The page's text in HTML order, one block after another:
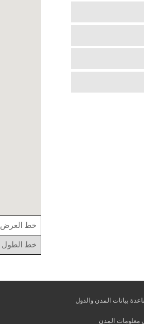
خط العرض
خط الطول
بيانات المدن والدول
معلومات المدن